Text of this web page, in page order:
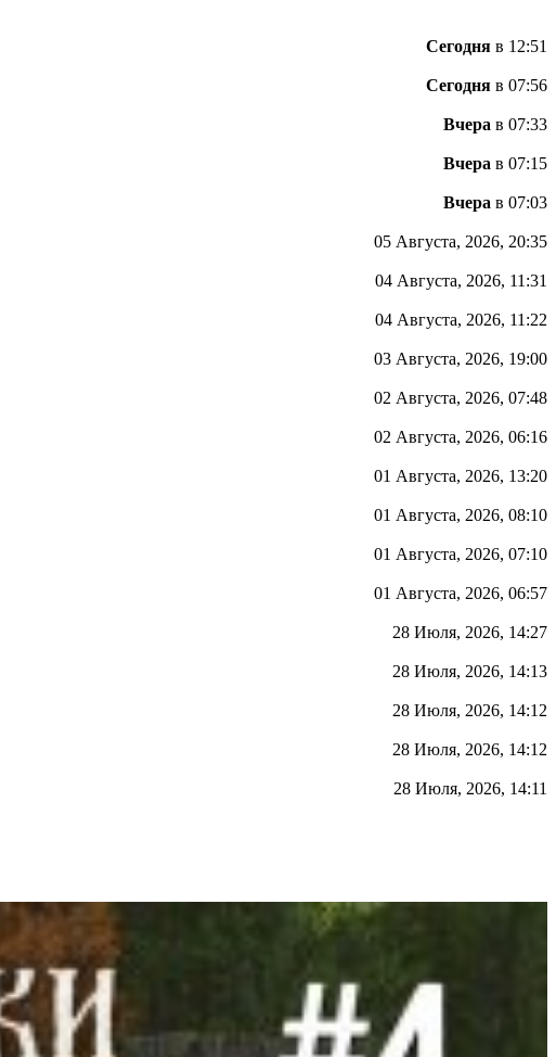
Сегодня в 12:51
Сегодня в 07:56
Вчера в 07:33
Вчера в 07:15
Вчера в 07:03
05 Августа, 2026, 20:35
04 Августа, 2026, 11:31
04 Августа, 2026, 11:22
03 Августа, 2026, 19:00
02 Августа, 2026, 07:48
02 Августа, 2026, 06:16
01 Августа, 2026, 13:20
01 Августа, 2026, 08:10
01 Августа, 2026, 07:10
01 Августа, 2026, 06:57
28 Июля, 2026, 14:27
28 Июля, 2026, 14:13
28 Июля, 2026, 14:12
28 Июля, 2026, 14:12
28 Июля, 2026, 14:11